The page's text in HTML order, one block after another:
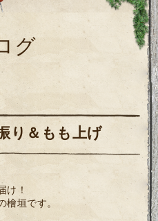
グ
り＆もも上げ
け！
檜垣です。